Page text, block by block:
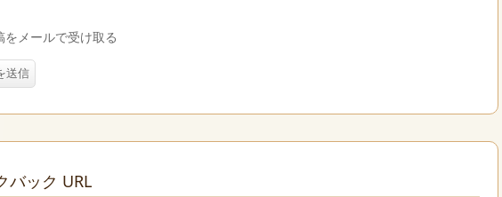
をメールで受け取る
バック URL